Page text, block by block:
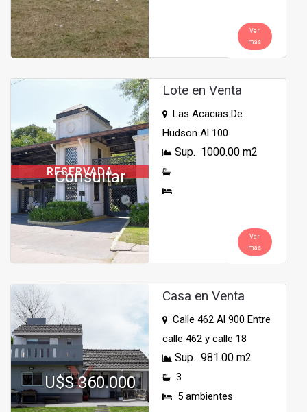
Ver
más
Consultar
RESERVADA
Lote en Venta
Las Acacias De
Hudson Al 100
Sup. 1000.00 m2
Ver
más
U$S 360.000
Casa en Venta
Calle 462 Al 900 Entre
calle 462 y calle 18
Sup. 981.00 m2
3
5 ambientes